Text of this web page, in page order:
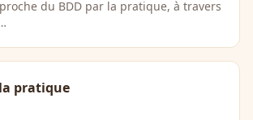
du BDD par la pratique, à travers
pratique